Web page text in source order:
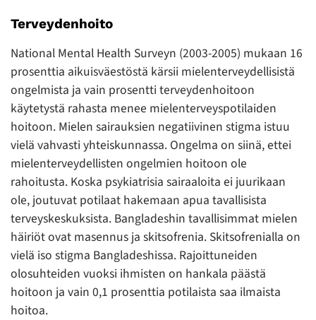
Terveydenhoito
National Mental Health Surveyn (2003-2005) mukaan 16
prosenttia aikuisväestöstä kärsii mielenterveydellisistä
ongelmista ja vain prosentti terveydenhoitoon
käytetystä rahasta menee mielenterveyspotilaiden
hoitoon. Mielen sairauksien negatiivinen stigma istuu
vielä vahvasti yhteiskunnassa. Ongelma on siinä, ettei
mielenterveydellisten ongelmien hoitoon ole
rahoitusta. Koska psykiatrisia sairaaloita ei juurikaan
ole, joutuvat potilaat hakemaan apua tavallisista
terveyskeskuksista. Bangladeshin tavallisimmat mielen
häiriöt ovat masennus ja skitsofrenia. Skitsofrenialla on
vielä iso stigma Bangladeshissa. Rajoittuneiden
olosuhteiden vuoksi ihmisten on hankala päästä
hoitoon ja vain 0,1 prosenttia potilaista saa ilmaista
hoitoa.